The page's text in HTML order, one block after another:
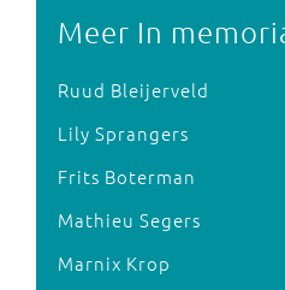
Meer In
Ruud Bleijerveld
Lily Sprangers
Frits Boterman
Mathieu Segers
Marnix Krop